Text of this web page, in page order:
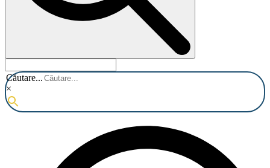
Căutare...
×